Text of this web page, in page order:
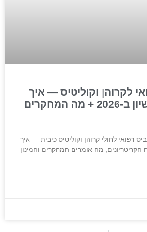
לקרוהן וקוליטיס — איך
מקבלים רישיון ב-2026 + מה המחקרים
לקנאביס רפואי לחולי קרוהן וקוליטיס כיבית — איך
הקריטריונים, מה אומרים המחקרים והמינון